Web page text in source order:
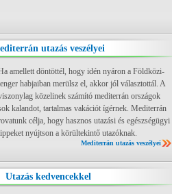
utazás veszélyei
amellett döntöttél, hogy idén nyáron a Földközi-
habjaiban merülsz el, akkor jól választottál. A
közelinek számító mediterrán országok
kalandot, tartalmas vakációt ígérnek. Mediterrán
célja, hogy hasznos utazási és egészségügyi
nyújtson a körültekintő utazóknak.
Mediterrán utazás veszélyei
Utazás kedvencekkel